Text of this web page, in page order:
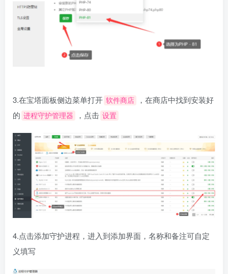
3.在宝塔面板侧边菜单打开 软件商店
，在商店中找到安装好
的 进程守护管理器 ，点击 设置
4.点击添加守护进程，进入到添加界面，名称和备注可自定
义填写